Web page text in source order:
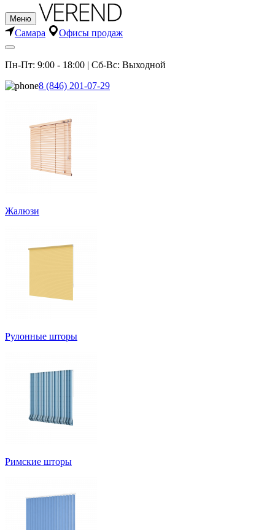
Меню
Самара Офисы продаж
Пн-Пт: 9:00 - 18:00 | Сб-Вс: Выходной
8 (846) 201-07-29
Жалюзи
Рулонные шторы
Римские шторы